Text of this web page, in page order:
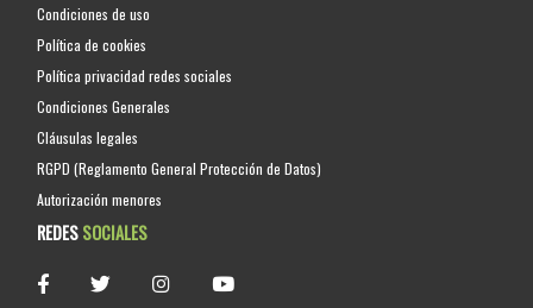
Condiciones de uso
Política de cookies
Política privacidad redes sociales
Condiciones Generales
Cláusulas legales
RGPD (Reglamento General Protección de Datos)
Autorización menores
REDESSOCIALES